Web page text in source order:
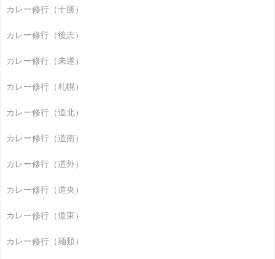
カレー修行（十勝）
カレー修行（後志）
カレー修行（未遂）
カレー修行（札幌）
カレー修行（道北）
カレー修行（道南）
カレー修行（道外）
カレー修行（道央）
カレー修行（道東）
カレー修行（麺類）